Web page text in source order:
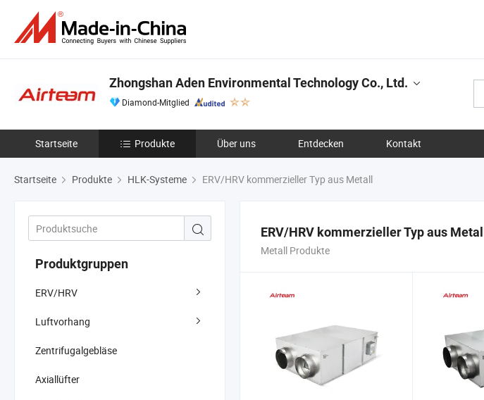
Zhongshan Aden Environmental Technology Co., Ltd.
Diamond-Mitglied
Startseite Produkte Über uns Entdecken Kontakt
Startseite Produkte HLK-Systeme ERV/HRV kommerzieller Typ aus Metall
Produktgruppen
ERV/HRV
Luftvorhang
Zentrifugalgebläse
Axiallüfter
ERV/HRV kommerzieller Typ aus Metall
Metall Produkte